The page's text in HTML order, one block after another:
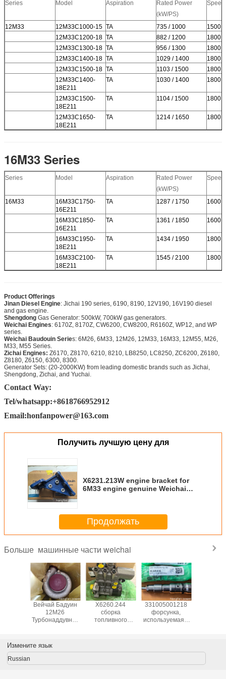
Series Model Aspiration
Rated Power
(kW/PS)
Speed
12M33 12M33C1000-15 TA 735 / 1000
1500
12M33C1200-18 TA 882 / 1200
1800
12M33C1300-18 TA 956 / 1300
1800
12M33C1400-18 TA 1029 / 1400
1800
12M33C1500-18 TA 1103 / 1500
1800
12M33C1400-
18E211
TA 1030 / 1400 1800
12M33C1500-
18E211
TA 1104 / 1500 1800
12M33C1650-
18E211
TA 1214 / 1650 1800
16M33 Series
Series Model Aspiration
Rated Power
(kW/PS)
Speed
16M33
16M33C1750-
16E211
TA 1287 / 1750 1600
16M33C1850-
16E211
TA 1361 / 1850 1600
16M33C1950-
18E211
TA 1434 / 1950 1800
16M33C2100-
18E211
TA 1545 / 2100 1800
Product Offerings
Jinan Diesel Engine: Jichai 190 series, 6190, 8190, 12V190, 16V190 diesel
and gas engine.
Shengdong Gas Generator: 500kW, 700kW gas generators.
Weichai Engines: 6170Z, 8170Z, CW6200, CW8200, R6160Z, WP12, and WP
series.
Weichai Baudouin Series: 6M26, 6M33, 12M26, 12M33, 16M33, 12M55, M26,
M33, M55 Series.
Zichai Engines: Z6170, Z8170, 6210, 8210, LB8250, LC8250, ZC6200, Z6180,
Z8180, Z6150, 6300, 8300.
Generator Sets: (20-2000KW) from leading domestic brands such as Jichai,
Shengdong, Zichai, and Yuchai.​
Contact Way:
Tel/whatsapp:+8618766952912
Email:honfanpower@163.com
Получить лучшую цену для
X6231.213W engine bracket for
6M33 engine genuine Weichai
Продолжать
Больше машинные части weichai
Вейчай Бадуин
12М26
Турбонаддувник
детали
X6260.244
сборка
топливного
запчасти для
Weichai Baudouin
331005001218
форсунка,
используемая в
Baudouin,
Измените язык
Russian